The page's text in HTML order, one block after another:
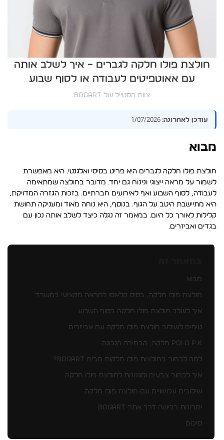
חולצת פולו חלקה לגברים – איך לשלב אותה
עם אאוטפיטים לעבודה או לסוף שבוע
צוות הסטייל של BOGART
עודכן לאחרונה:
מבוא
חולצת פולו חלקה לגברים היא פריט בסיסי ואלגנטי. היא מאפשרת
לשמור על מראה ייצוגי ונינוח גם יחד. מדובר בחולצה שמתאימה
לעבודה, לסוף השבוע ואף לאירועים חברתיים. בזכות הגזרה המדויקת,
היא מתיישבת היטב על הגוף. בנוסף, היא נוחה מאוד ומעניקה תחושת
קלילות לאורך כל היום. במאמר זה נגלה כיצד לשלב אותה נכון עם
בגדים ואביזרים.
מבוא
חולצת פולו חלקה, בסיס קלאסי למראה מקצועי במשרד
איך לשלב חולצת פולו חלקה בסוף השבוע
טיפים לשילוב חולצת פולו חלקה עם אביזרים
POLO P.K חלקה, הבחירה הנכונה
למה לבחור בחולצות פולו חלקות מבית Bogart?
איך לבחור צבעים וסגנונות לחולצת פולו חלקה
שילובים עכשוויים עם חולצת פולו חלקה
יתרונות רכישה דרך אתר Bogart
סיכום